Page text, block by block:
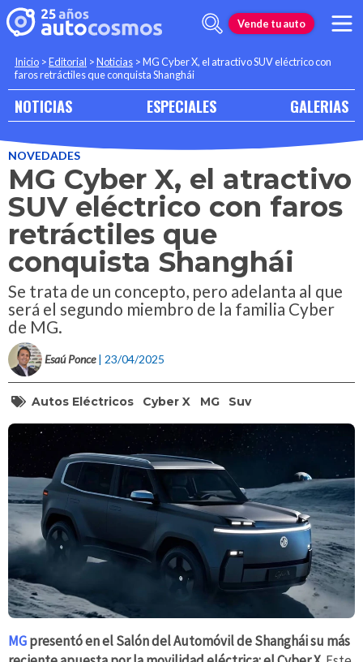
Vende tu auto
Inicio >Editorial >Noticias >MG Cyber X, el atractivo SUV eléctrico con
faros retráctiles que conquista Shanghái
NOTICIAS ESPECIALES GALERIAS
NOVEDADES
MG Cyber X, el atractivo
SUV eléctrico con faros
retráctiles que
conquista Shanghái
Se trata de un concepto, pero adelanta al que
será el segundo miembro de la familia Cyber
de MG.
Esaú Ponce | 23/04/2025
Autos Eléctricos Cyber X MG Suv
MGpresentó en el Salón del Automóvil de Shanghái su más